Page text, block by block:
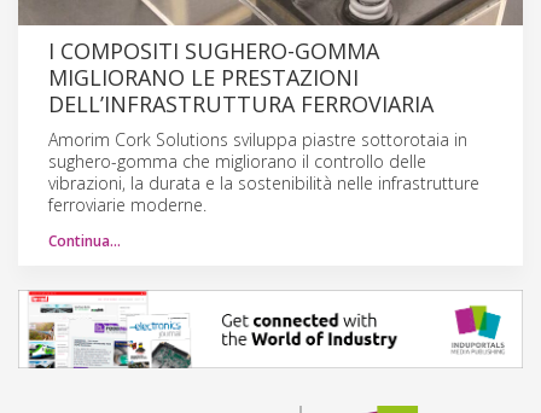
I COMPOSITI SUGHERO-GOMMA
MIGLIORANO LE PRESTAZIONI
DELL’INFRASTRUTTURA FERROVIARIA
Amorim Cork Solutions sviluppa piastre sottorotaia in
sughero-gomma che migliorano il controllo delle
vibrazioni, la durata e la sostenibilità nelle infrastrutture
ferroviarie moderne.
Continua…